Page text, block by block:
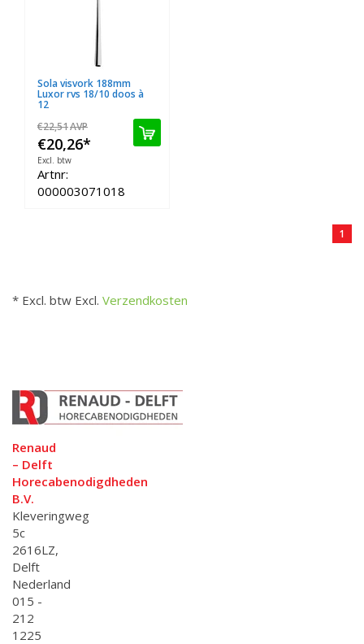
Sola visvork 188mm
Luxor rvs 18/10 doos à
12
€22,51AVP
€20,26*
Excl. btw
Artnr:
000003071018
1
* Excl. btw Excl. Verzendkosten
Renaud
– Delft
Horecabenodigdheden
B.V.
Kleveringweg
5c
2616LZ,
Delft
Nederland
015 -
212
1225